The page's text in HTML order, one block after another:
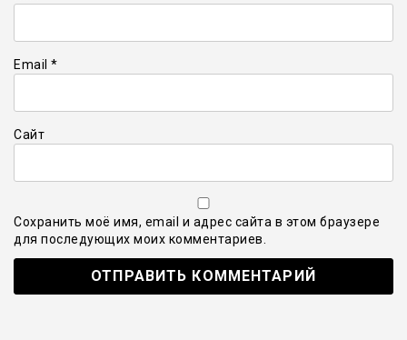
Email *
Сайт
Сохранить моё имя, email и адрес сайта в этом браузере
для последующих моих комментариев.